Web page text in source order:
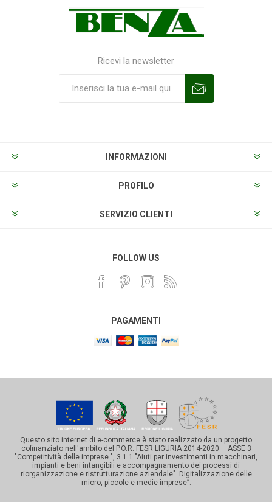
Ricevi la newsletter
INFORMAZIONI
PROFILO
SERVIZIO CLIENTI
FOLLOW US
PAGAMENTI
Questo sito internet di e-commerce è stato realizzato da un progetto
cofinanziato nell'ambito del P.O.R. FESR LIGURIA 2014-2020 – ASSE 3
"Competitività delle imprese ", 3.1.1 "Aiuti per investimenti in macchinari,
impianti e beni intangibili e accompagnamento dei processi di
riorganizzazione e ristrutturazione aziendale". Digitalizzazione delle
micro, piccole e medie imprese”.